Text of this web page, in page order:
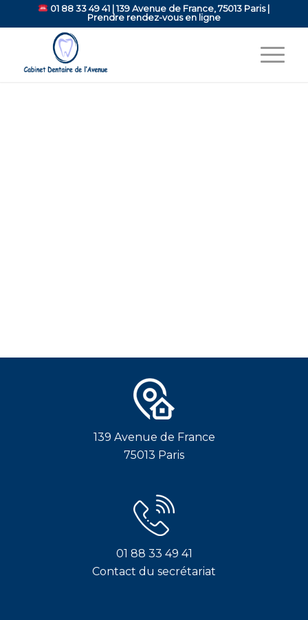
01 88 33 49 41 | 139 Avenue de France, 75013 Paris |
Prendre rendez-vous en ligne
139 Avenue de France
75013 Paris
01 88 33 49 41
Contact du secrétariat